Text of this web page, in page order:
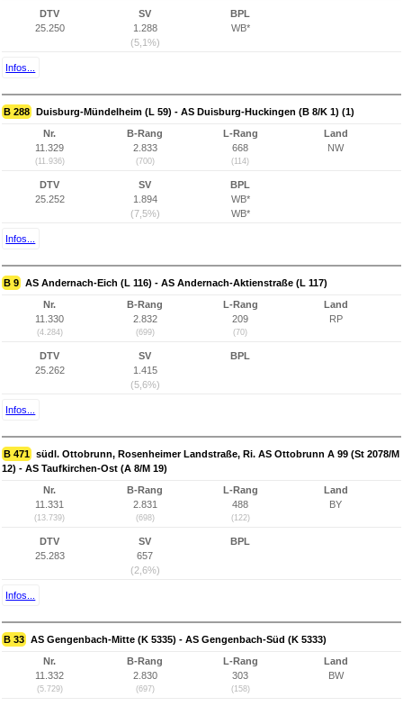
DTV
25.250
SV
1.288
(5,1%)
BPL
WB*
Infos...
B 288 Duisburg-Mündelheim (L 59) - AS Duisburg-Huckingen (B 8/K 1) (1)
Nr.
11.329
(11.936)
B-Rang
2.833
(700)
L-Rang
668
(114)
Land
NW
DTV
25.252
SV
1.894
(7,5%)
BPL
WB*
WB*
Infos...
B 9 AS Andernach-Eich (L 116) - AS Andernach-Aktienstraße (L 117)
Nr.
11.330
(4.284)
B-Rang
2.832
(699)
L-Rang
209
(70)
Land
RP
DTV
25.262
SV
1.415
(5,6%)
BPL
Infos...
B 471 südl. Ottobrunn, Rosenheimer Landstraße, Ri. AS Ottobrunn A 99 (St 2078/M
12) - AS Taufkirchen-Ost (A 8/M 19)
Nr.
11.331
(13.739)
B-Rang
2.831
(698)
L-Rang
488
(122)
Land
BY
DTV
25.283
SV
657
(2,6%)
BPL
Infos...
B 33 AS Gengenbach-Mitte (K 5335) - AS Gengenbach-Süd (K 5333)
Nr.
11.332
(5.729)
B-Rang
2.830
(697)
L-Rang
303
(158)
Land
BW